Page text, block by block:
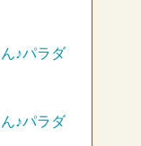
♪パラダ
♪パラダ